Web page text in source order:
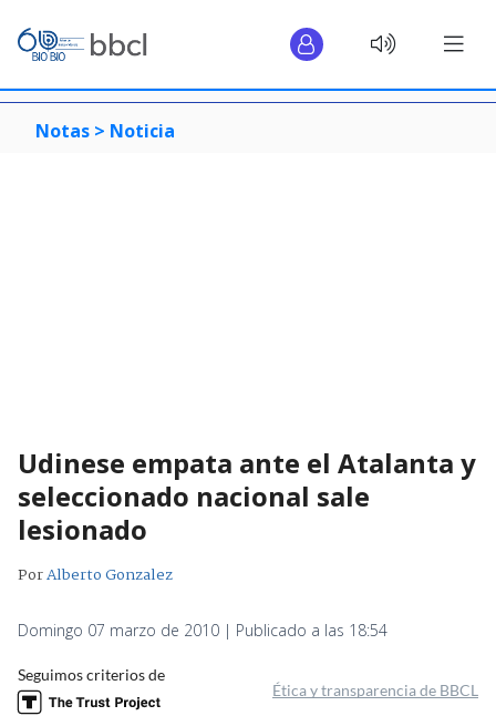
Notas > Noticia
Udinese empata ante el Atalanta y
seleccionado nacional sale
lesionado
PorAlberto Gonzalez
Domingo 07 marzo de 2010 | Publicado a las 18:54
Seguimos criterios de
Ética y transparencia de BBCL